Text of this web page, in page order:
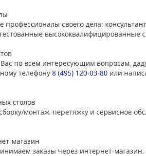
своего дела:
по всем интересующим вопросам,
телефону 8 (495) 120-03-80 или
столов
монтаж, перетяжку и сервисное
магазин
заказы через интернет-